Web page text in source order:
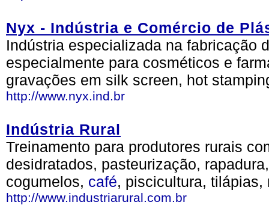
Nyx - Indústria e Comércio de
Indústria especializada na fabricação
especialmente para cosméticos e
gravações em silk screen, hot
http://www.nyx.ind.br
Indústria Rural
Treinamento para produtores rurais
desidratados, pasteurização,
cogumelos, café, piscicultura,
http://www.industriarural.com.br